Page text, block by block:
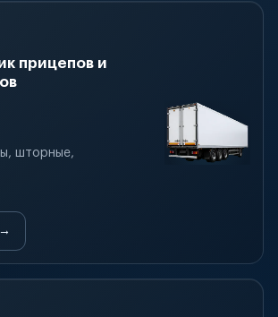
прицепов и
шторные,